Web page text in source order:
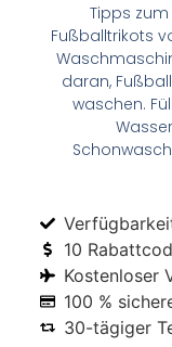
Tipps
Fußballtrikots
daran,
waschen.
10
Kostenloser
100 %
30-tägiger